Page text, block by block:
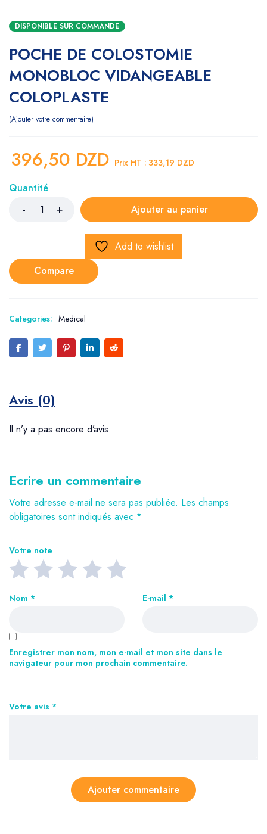
DISPONIBLE SUR COMMANDE
POCHE DE COLOSTOMIE
MONOBLOC VIDANGEABLE
COLOPLASTE
Ajouter votre commentaire
396,50 DZD Prix HT : 333,19 DZD
Quantité
Ajouter au panier
Add to wishlist
Compare
Categories: Medical
Avis (0)
Il n’y a pas encore d’avis.
Ecrire un commentaire
Votre adresse e-mail ne sera pas publiée. Les champs
obligatoires sont indiqués avec *
Votre note
Votre avis *
Nom * E-mail *
Enregistrer mon nom, mon e-mail et mon site dans le
navigateur pour mon prochain commentaire.